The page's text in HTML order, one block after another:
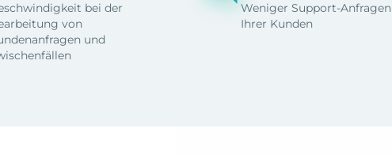
bei der
von
und
Weniger Support-Anfragen
Ihrer Kunden